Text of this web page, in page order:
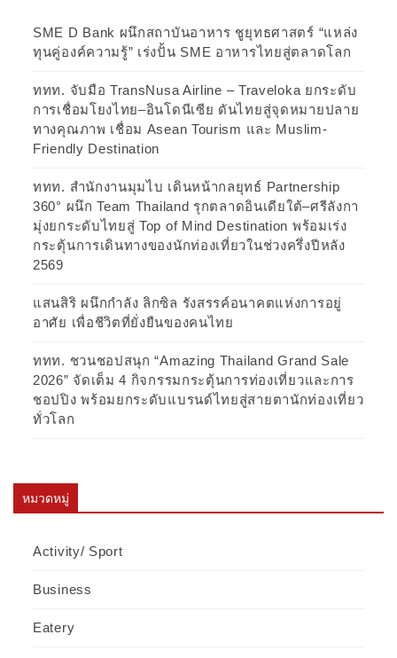
SME D Bank ผนึกสถาบันอาหาร ชูยุทธศาสตร์ “แหล่ง
ทุนคู่องค์ความรู้” เร่งปั้น SME อาหารไทยสู่ตลาดโลก
ททท. จับมือ TransNusa Airline – Traveloka ยกระดับ
การเชื่อมโยงไทย–อินโดนีเซีย ดันไทยสู่จุดหมายปลาย
ทางคุณภาพ เชื่อม Asean Tourism และ Muslim-
Friendly Destination
ททท. สำนักงานมุมไบ เดินหน้ากลยุทธ์ Partnership
360° ผนึก Team Thailand รุกตลาดอินเดียใต้–ศรีลังกา
มุ่งยกระดับไทยสู่ Top of Mind Destination พร้อมเร่ง
กระตุ้นการเดินทางของนักท่องเที่ยวในช่วงครึ่งปีหลัง
2569
แสนสิริ ผนึกกำลัง ลิกซิล รังสรรค์อนาคตแห่งการอยู่
อาศัย เพื่อชีวิตที่ยั่งยืนของคนไทย
ททท. ชวนชอปสนุก “Amazing Thailand Grand Sale
2026” จัดเต็ม 4 กิจกรรมกระตุ้นการท่องเที่ยวและการ
ชอปปิง พร้อมยกระดับแบรนด์ไทยสู่สายตานักท่องเที่ยว
ทั่วโลก
หมวดหมู่
Activity/ Sport
Business
Eatery